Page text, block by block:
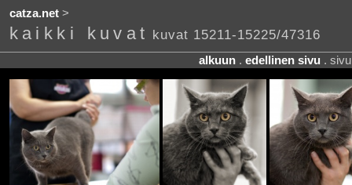
catza.net>
kaikki kuvat kuvat 15211-15225/47316
alkuun . edellinen sivu .